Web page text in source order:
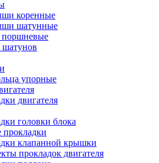
коренные
шатунные
поршневые
шатунов
упорные
двигателя
головки блока
клапанной крышки
прокладок двигателя